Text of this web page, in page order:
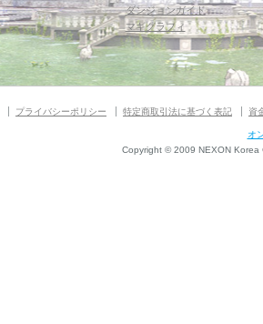
ダンジョンガイド
マギグラフィ
プライバシーポリシー 特定商取引法に基づく表記 資
オ
Copyright © 2009 NEXON Korea